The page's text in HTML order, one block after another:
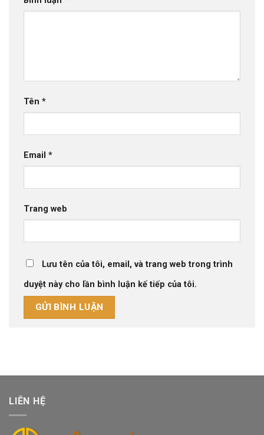
Tên *
Email *
Trang web
Lưu tên của tôi, email, và trang web trong trình
duyệt này cho lần bình luận kế tiếp của tôi.
LIÊN HỆ